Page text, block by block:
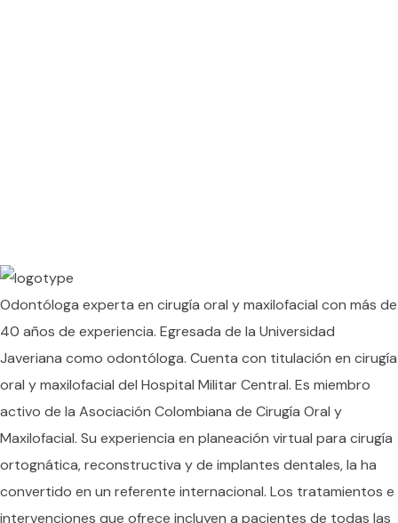
Odontóloga experta en cirugía oral y maxilofacial con más de
40 años de experiencia. Egresada de la Universidad
Javeriana como odontóloga. Cuenta con titulación en cirugía
oral y maxilofacial del Hospital Militar Central. Es miembro
activo de la Asociación Colombiana de Cirugía Oral y
Maxilofacial. Su experiencia en planeación virtual para cirugía
ortognática, reconstructiva y de implantes dentales, la ha
convertido en un referente internacional. Los tratamientos e
intervenciones que ofrece incluyen a pacientes de todas las